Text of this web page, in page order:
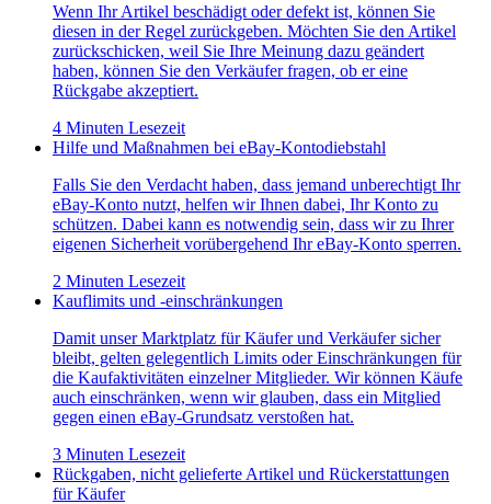
Wenn Ihr Artikel beschädigt oder defekt ist, können Sie
diesen in der Regel zurückgeben. Möchten Sie den Artikel
zurückschicken, weil Sie Ihre Meinung dazu geändert
haben, können Sie den Verkäufer fragen, ob er eine
Rückgabe akzeptiert.
4 Minuten Lesezeit
Hilfe und Maßnahmen bei eBay-Kontodiebstahl
Falls Sie den Verdacht haben, dass jemand unberechtigt Ihr
eBay-Konto nutzt, helfen wir Ihnen dabei, Ihr Konto zu
schützen. Dabei kann es notwendig sein, dass wir zu Ihrer
eigenen Sicherheit vorübergehend Ihr eBay-Konto sperren.
2 Minuten Lesezeit
Kauflimits und -einschränkungen
Damit unser Marktplatz für Käufer und Verkäufer sicher
bleibt, gelten gelegentlich Limits oder Einschränkungen für
die Kaufaktivitäten einzelner Mitglieder. Wir können Käufe
auch einschränken, wenn wir glauben, dass ein Mitglied
gegen einen eBay-Grundsatz verstoßen hat.
3 Minuten Lesezeit
Rückgaben, nicht gelieferte Artikel und Rückerstattungen
für Käufer